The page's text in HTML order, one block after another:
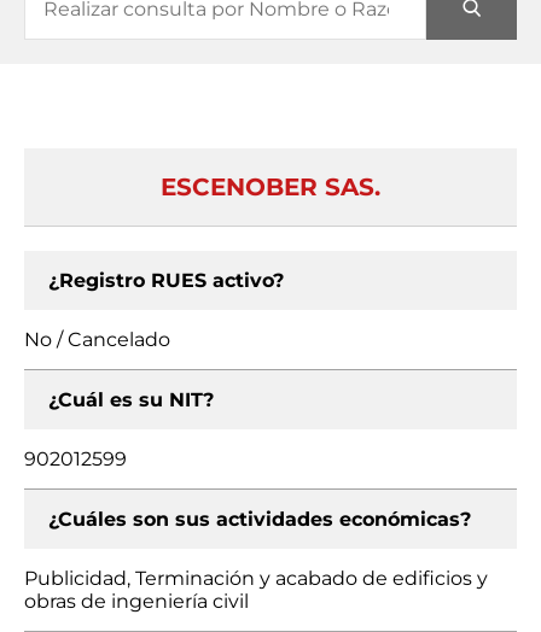
ESCENOBER SAS.
¿Registro RUES activo?
No / Cancelado
¿Cuál es su NIT?
902012599
¿Cuáles son sus actividades económicas?
Publicidad, Terminación y acabado de edificios y
obras de ingeniería civil